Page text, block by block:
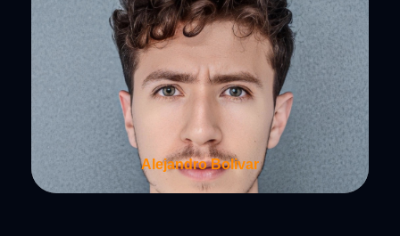
Alejandro Bolivar